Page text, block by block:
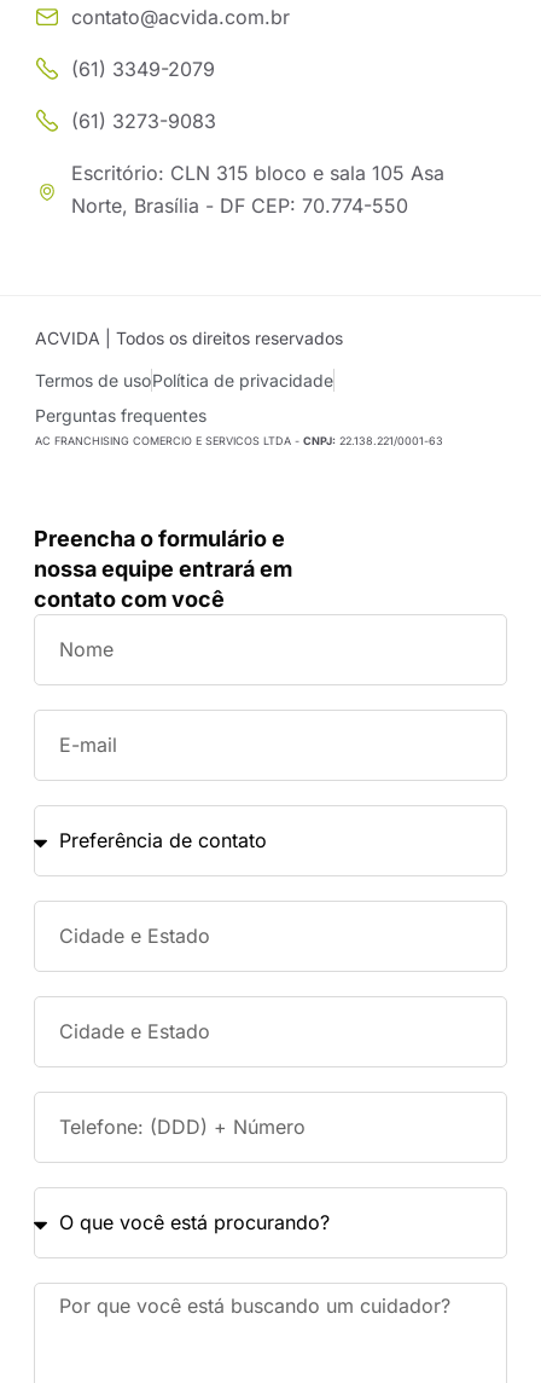
contato@acvida.com.br
(61) 3349-2079
(61) 3273-9083
Escritório: CLN 315 bloco e sala 105 Asa
Norte, Brasília - DF CEP: 70.774-550
ACVIDA | Todos os direitos reservados
Termos de usoPolítica de privacidade
Perguntas frequentes
AC FRANCHISING COMERCIO E SERVICOS LTDA - CNPJ: 22.138.221/0001-63
Preencha o formulário e
nossa equipe entrará em
contato com você